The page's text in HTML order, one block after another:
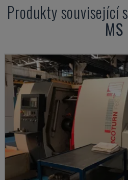
Produkty související s
MS